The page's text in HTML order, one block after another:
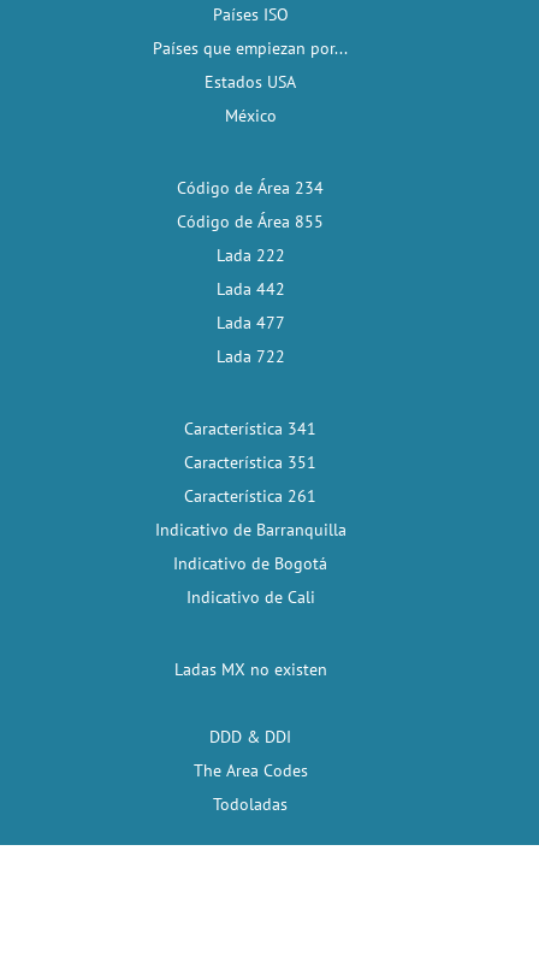
Países ISO
Países que empiezan por...
Estados USA
México
Código de Área 234
Código de Área 855
Lada 222
Lada 442
Lada 477
Lada 722
Característica 341
Característica 351
Característica 261
Indicativo de Barranquilla
Indicativo de Bogotá
Indicativo de Cali
Ladas MX no existen
DDD & DDI
The Area Codes
Todoladas